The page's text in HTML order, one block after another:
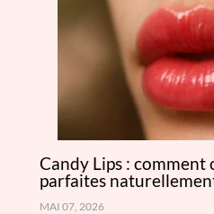
Candy Lips :
parfaites
MAI 07, 2026